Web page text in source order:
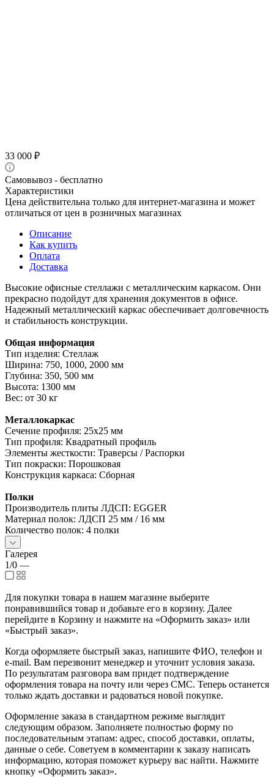
33 000 ₽
Самовывоз - бесплатно
Характеристики
Цена действительна только для интернет-магазина и может
отличаться от цен в розничных магазинах
Описание
Как купить
Оплата
Доставка
Высокие офисные стеллажи с металлическим каркасом. Они
прекрасно подойдут для хранения документов в офисе.
Надежный металлический каркас обеспечивает долговечность
и стабильность конструкции.
Общая информация
Тип изделия: Стеллаж
Ширина: 750, 1000, 2000 мм
Глубина: 350, 500 мм
Высота: 1300 мм
Вес: от 30 кг
Металлокаркас
Сечение профиля: 25х25 мм
Тип профиля: Квадратный профиль
Элементы жесткости: Траверсы / Распорки
Тип покраски: Порошковая
Конструкция каркаса: Сборная
Полки
Производитель плиты ЛДСП: EGGER
Материал полок: ЛДСП 25 мм / 16 мм
Количество полок: 4 полки
Галерея
1/0 —
Для покупки товара в нашем магазине выберите
понравившийся товар и добавьте его в корзину. Далее
перейдите в Корзину и нажмите на «Оформить заказ» или
«Быстрый заказ».
Когда оформляете быстрый заказ, напишите ФИО, телефон и
e-mail. Вам перезвонит менеджер и уточнит условия заказа.
По результатам разговора вам придет подтверждение
оформления товара на почту или через СМС. Теперь останется
только ждать доставки и радоваться новой покупке.
Оформление заказа в стандартном режиме выглядит
следующим образом. Заполняете полностью форму по
последовательным этапам: адрес, способ доставки, оплаты,
данные о себе. Советуем в комментарии к заказу написать
информацию, которая поможет курьеру вас найти. Нажмите
кнопку «Оформить заказ».